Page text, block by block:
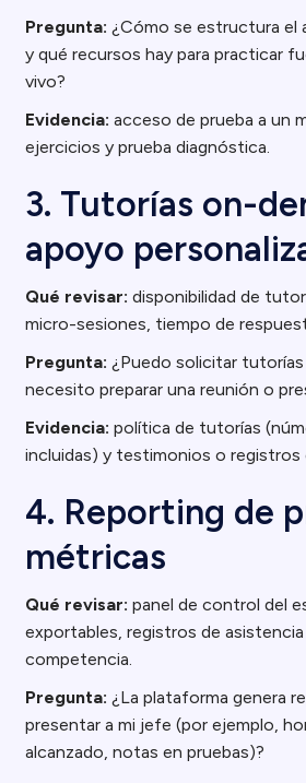
Pregunta: ¿Cómo se estructura el
y qué recursos hay para practicar
vivo?
Evidencia: acceso de prueba a un
ejercicios y prueba diagnóstica.
3. Tutorías on-
apoyo
Qué revisar: disponibilidad de
micro-sesiones, tiempo de
Pregunta: ¿Puedo solicitar
necesito preparar una reunión o
Evidencia: política de tutorías
incluidas) y testimonios o registros
4. Reporting de
métricas
Qué revisar: panel de control del
exportables, registros de
competencia.
Pregunta: ¿La plataforma genera
presentar a mi jefe (por ejemplo,
alcanzado, notas en pruebas)?